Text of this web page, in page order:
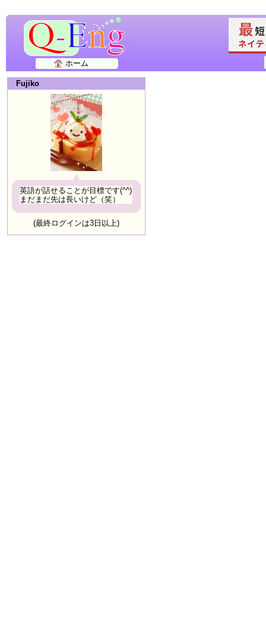
ホーム
Fujiko
英語が話せることが目標です(^^)
まだまだ先は長いけど（笑）
(最終ログインは3日以上)